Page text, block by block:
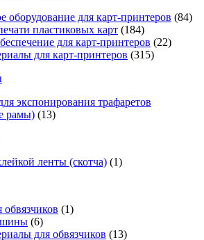
оборудование для карт-принтеров (84)
пластиковых карт (184)
для карт-принтеров (22)
для карт-принтеров (315)
экспонирования трафаретов
рамы) (13)
ленты (скотча) (1)
обвязчиков (1)
(6)
для обвязчиков (13)